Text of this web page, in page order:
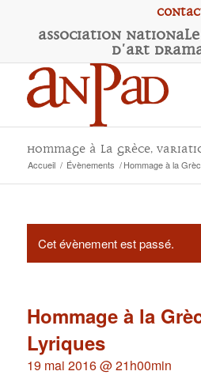
Association Nationale
d'Art D
Hommage à la Grèce,
Accueil / Évènements / Hommage à la
Cet évènement est passé.
Hommage à la
Lyriques
19 mai 2016 @ 21h00min